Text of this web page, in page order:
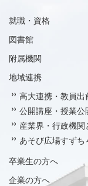
就職・資格
図書館
附属機関
地域連携
高大連携・教員出
公開講座・授業公
産業界・行政機関
あそび広場すずち
卒業生の方へ
企業の方へ